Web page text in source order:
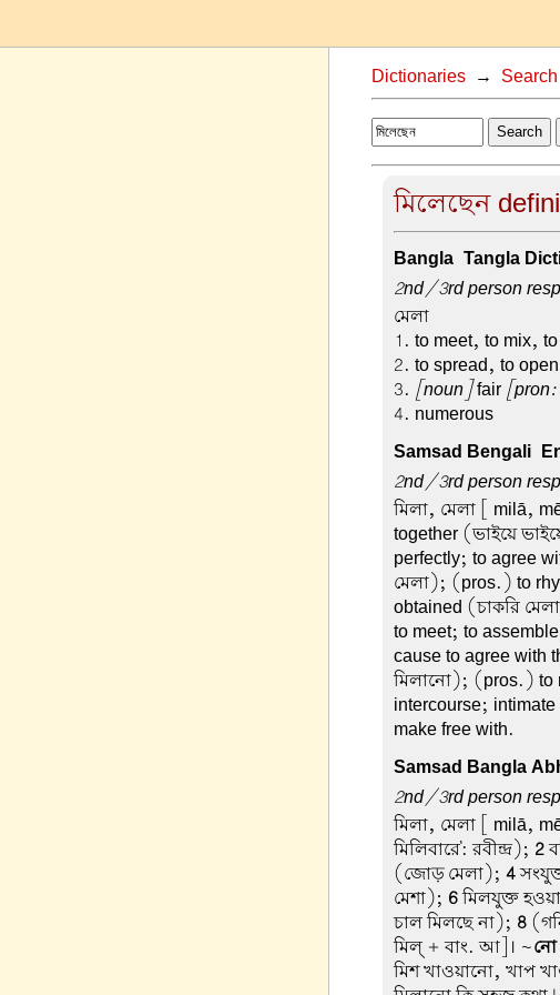
Dictionaries→ Search
Search
মিলেছেন
Bangla-Tangla
2nd/3rd person
মেলা –
1. to meet, to mix,
2. to spread, to
3. [noun]fair [pron:
4. numerous
Samsad Bengali-
2nd/3rd person
মিলা, মেলা[ milā,
together (ভাইয়ে
perfectly; to agree
মেলা); (pros.) to
obtained (চাকরি
to meet; to
cause to agree
মিলানো); (pros.) to
intercourse;
make free with.
Samsad Bangla
2nd/3rd person
মিলা, মেলা[ milā,
মিলিবারে': রবীন্দ্র); 2
(জোড় মেলা); 4
মেশা); 6মিলযুক্ত
চাল মিলছে না); 8
মিল্ + বাং. আ]। ~নো
মিশ খাওয়ানো, খাপ